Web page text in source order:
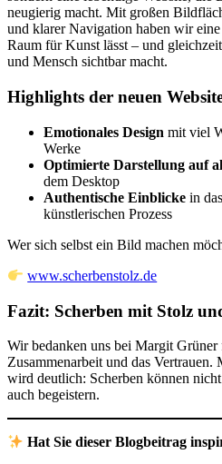
neugierig macht. Mit großen
und klarer Navigation haben wir
Raum für Kunst lässt – und
und Mensch sichtbar macht.
Highlights der neuen
Emotionales Design mit viel
Werke
Optimierte Darstellung auf
dem Desktop
Authentische Einblicke in
künstlerischen Prozess
Wer sich selbst ein Bild machen
www.scherbenstolz.de
Fazit: Scherben mit Stolz
Wir bedanken uns bei Margit
Zusammenarbeit und das
wird deutlich: Scherben können
auch begeistern.
Hat Sie dieser Blogbeitrag